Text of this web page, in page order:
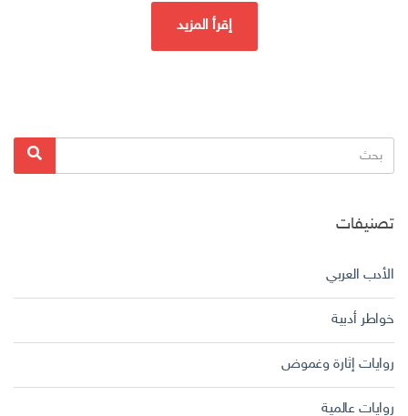
إقرأ المزيد
البحث
عن:
بحث
تصنيفات
الأدب العربي
خواطر أدبية
روايات إثارة وغموض
روايات عالمية